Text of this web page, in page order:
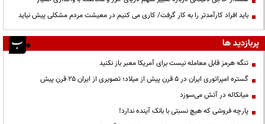
باید افراد کارآمدتر را به کار گرفت/ کاری می کنیم در معیشت مردم مشکلی پیش نیاید
پربازدید ها
تنگه هرمز قابل معامله نیست برای آمریکا معبر باز نکنید
گستره امپراتوری ایران در ۵ قرن پیش از میلاد؛ تصویری از ایران ۲۵ قرن پیش
میانکاله در آتش می‌سوزد
پارچه فروشی که هیچ نسبتی با بانک آینده ندارد!